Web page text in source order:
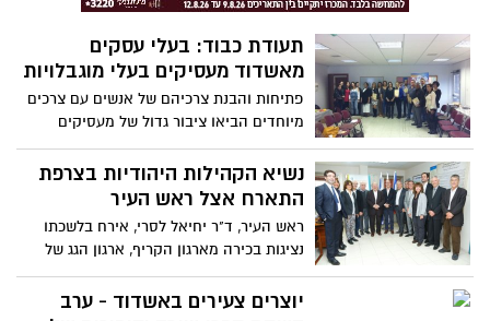
תעודת כבוד: בעלי עסקים
מאשדוד מעסיקים בעלי מוגבלויות
פתיחות והבנת צרכיהם של אנשים עם צרכים
מיוחדים הביאו ציבור גדול של מעסיקים
מאשדוד להיכלל במאגר הגדול של תושבים
המוכנים לעשות למען הזולת, באהבה רבה
ובהזדהות מלאה עם אורחות חייהם. בכנס
הביטוי הגבוה של האהבה הזאת
נשיא הקהילות היהודיות בצרפת
התארח אצל ראש העיר
ראש העיר, ד"ר יחיאל לסרי, אירח בלשכתו
נציגות בכירה מארגון הקריף, ארגון הגג של
הקהילות היהודיות בצרפת. ד"ר לסרי הביע
את הערכתו והערכת תושבי אשדוד לפעילות
יוצרים צעירים באשדוד - ערב